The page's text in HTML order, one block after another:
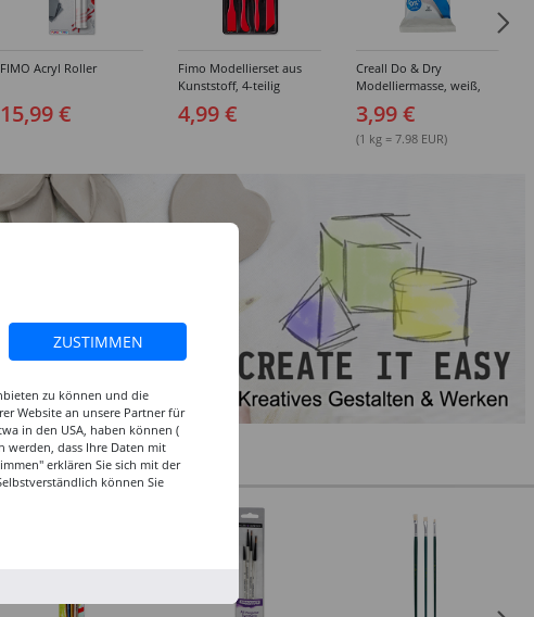
FIMO Acryl Roller
15,99 €
Fimo Modellierset aus
Kunststoff, 4-teilig
4,99 €
Creall Do & Dry
Modelliermasse, weiß,
500g
3,99 €
(1 kg = 7.98 EUR)
ZUSTIMMEN
zu können und die
Website an unsere Partner für
in den USA, haben können (
werden, dass Ihre Daten mit
erklären Sie sich mit der
können Sie